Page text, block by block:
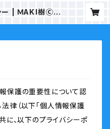
ー | ＭAKI樹ⒸS
保護の重要性について認
律（以下「個人情報保護
に、以下のプライバシーポ